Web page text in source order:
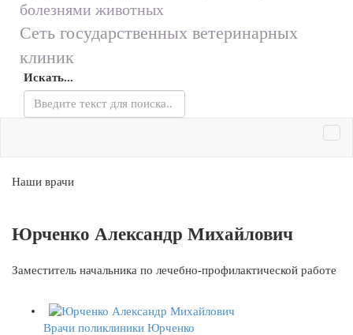
болезнями животных
Сеть государственных ветеринарных
клиник
Искать...
Наши врачи
Юрченко Александр Михайлович
Заместитель начальника по лечебно-профилактической работе
Врачи поликлиники Юрченко